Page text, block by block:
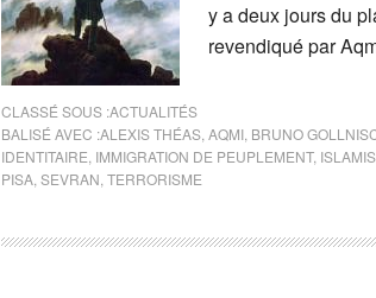
y a deux jours du
revendiqué par
CLASSÉ SOUS :ACTUALITÉS
BALISÉ AVEC :ALEXIS THÉAS AQMI BRUNO
IDENTITAIRE IMMIGRATION DE PEUPLEMENT,
PISA SEVRAN TERRORISME